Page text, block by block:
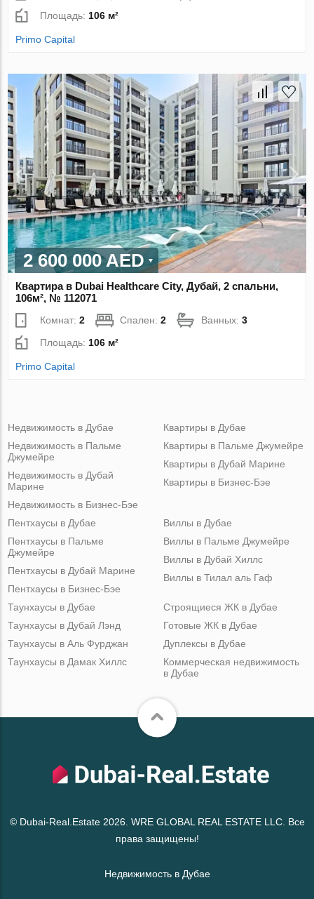
Площадь: 106 м²
Primo Capital
2 600 000 AED
Квартира в Dubai Healthcare City, Дубай, 2 спальни,
106м², № 112071
Комнат:2 Спален:2 Ванных:3
Площадь: 106 м²
Primo Capital
Недвижимость в Дубае
Недвижимость в Пальме
Джумейре
Недвижимость в Дубай
Марине
Недвижимость в Бизнес-Бэе
Квартиры в Дубае
Квартиры в Пальме Джумейре
Квартиры в Дубай Марине
Квартиры в Бизнес-Бэе
Пентхаусы в Дубае
Пентхаусы в Пальме
Джумейре
Пентхаусы в Дубай Марине
Пентхаусы в Бизнес-Бэе
Виллы в Дубае
Виллы в Пальме Джумейре
Виллы в Дубай Хиллс
Виллы в Тилал аль Гаф
Таунхаусы в Дубае
Таунхаусы в Дубай Лэнд
Таунхаусы в Аль Фурджан
Таунхаусы в Дамак Хиллс
Строящиеся ЖК в Дубае
Готовые ЖК в Дубае
Дуплексы в Дубае
Коммерческая недвижимость
в Дубае
© Dubai-Real.Estate 2026. WRE GLOBAL REAL ESTATE LLC. Все
права защищены!
Недвижимость в Дубае